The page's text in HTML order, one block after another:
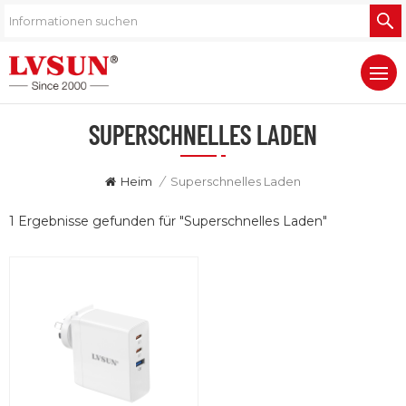
SUPERSCHNELLES LADEN
Heim / Superschnelles Laden
1 Ergebnisse gefunden für "Superschnelles Laden"